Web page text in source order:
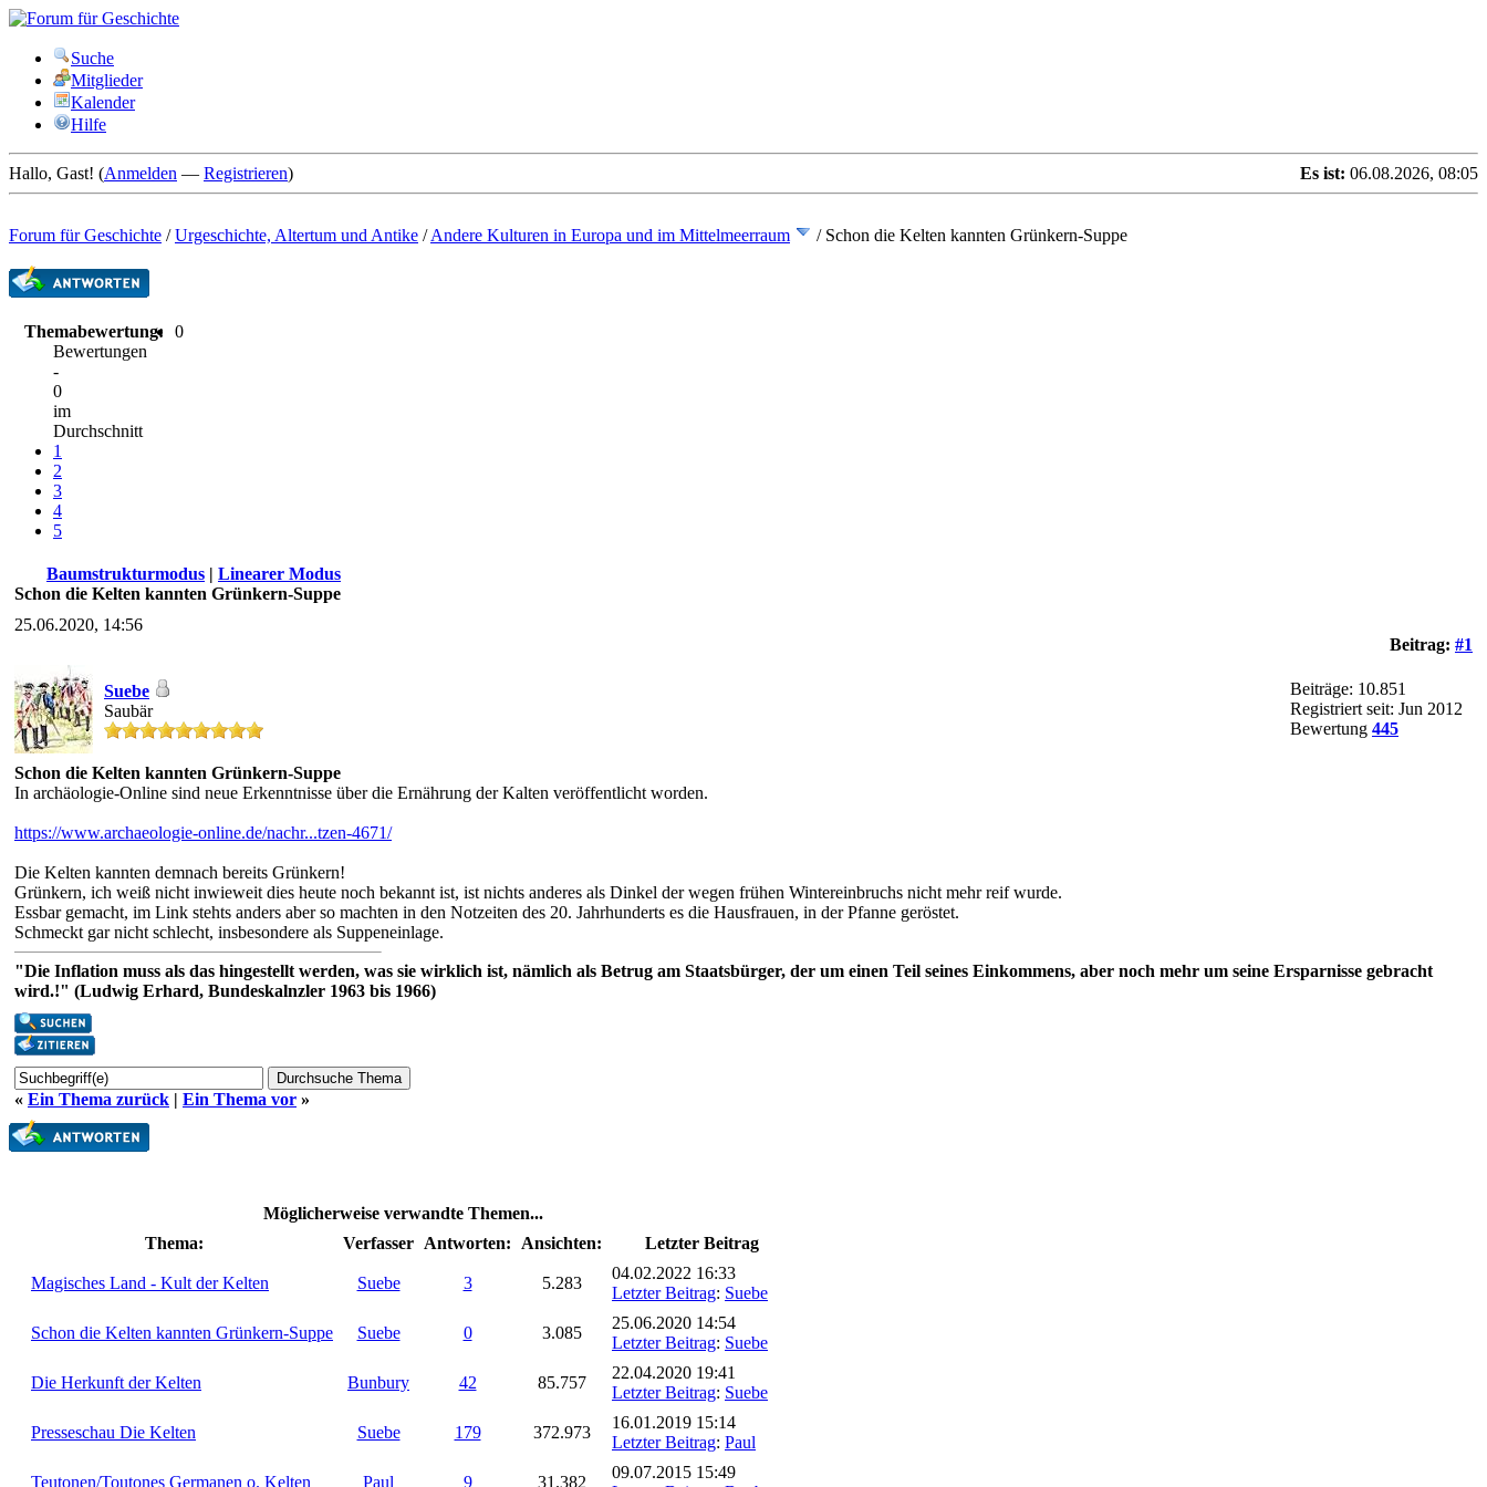
Suche
Mitglieder
Kalender
Hilfe
Es ist: 06.08.2026, 08:05
Hallo, Gast! (Anmelden — Registrieren)
Forum für Geschichte /Urgeschichte, Altertum und Antike /Andere Kulturen in Europa und im Mittelmeerraum / Schon die Kelten kannten Grünkern-Suppe
Themabewertung:
0
Bewertungen
-
0
im
Durchschnitt
1
2
3
4
5
Baumstrukturmodus | Linearer Modus
Schon die Kelten kannten Grünkern-Suppe
25.06.2020, 14:56
Beitrag: #1
Suebe
Saubär
Beiträge: 10.851
Registriert seit: Jun 2012
Bewertung 445
Schon die Kelten kannten Grünkern-Suppe
In archäologie-Online sind neue Erkenntnisse über die Ernährung der Kalten veröffentlicht worden.
https://www.archaeologie-online.de/nachr...tzen-4671/
Die Kelten kannten demnach bereits Grünkern!
Grünkern, ich weiß nicht inwieweit dies heute noch bekannt ist, ist nichts anderes als Dinkel der wegen frühen Wintereinbruchs nicht mehr reif wurde.
Essbar gemacht, im Link stehts anders aber so machten in den Notzeiten des 20. Jahrhunderts es die Hausfrauen, in der Pfanne geröstet.
Schmeckt gar nicht schlecht, insbesondere als Suppeneinlage.
"Die Inflation muss als das hingestellt werden, was sie wirklich ist, nämlich als Betrug am Staatsbürger, der um einen Teil seines Einkommens, aber noch mehr um seine Ersparnisse gebracht
wird.!" (Ludwig Erhard, Bundeskalnzler 1963 bis 1966)
« Ein Thema zurück | Ein Thema vor »
Möglicherweise verwandte Themen...
Thema:
Verfasser Antworten: Ansichten: Letzter Beitrag
Magisches Land - Kult der Kelten Suebe 3 5.283
04.02.2022 16:33
Letzter Beitrag: Suebe
Schon die Kelten kannten Grünkern-Suppe Suebe 0 3.085
25.06.2020 14:54
Letzter Beitrag: Suebe
Die Herkunft der Kelten Bunbury 42 85.757
22.04.2020 19:41
Letzter Beitrag: Suebe
Presseschau Die Kelten Suebe 179 372.973
16.01.2019 15:14
Letzter Beitrag: Paul
Teutonen/Toutones Germanen o. Kelten Paul 9 31.382
09.07.2015 15:49